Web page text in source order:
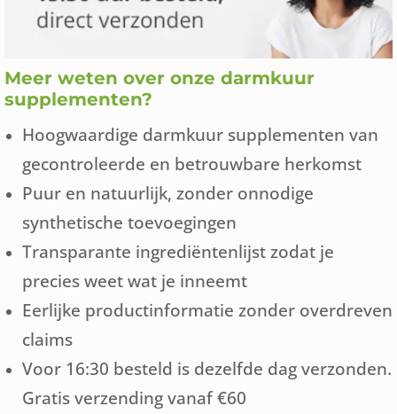
Meer weten over onze darmkuur
supplementen?
Hoogwaardige darmkuur supplementen van
gecontroleerde en betrouwbare herkomst
Puur en natuurlijk, zonder onnodige
synthetische toevoegingen
Transparante ingrediëntenlijst zodat je
precies weet wat je inneemt
Eerlijke productinformatie zonder overdreven
claims
Voor 16:30 besteld is dezelfde dag verzonden.
Gratis verzending vanaf €60